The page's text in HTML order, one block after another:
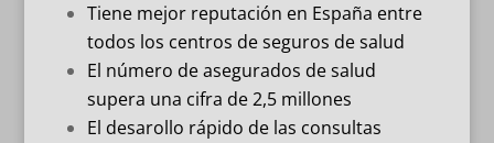
Tiene mejor reputación en España entre
todos los centros de seguros de salud
El número de asegurados de salud
supera una cifra de 2,5 millones
El desarollo rápido de las consultas